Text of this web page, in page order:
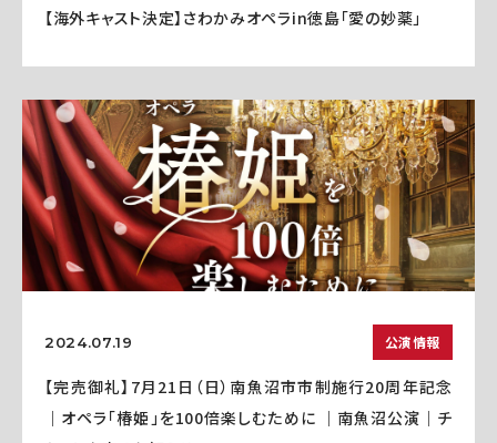
【海外キャスト決定】さわかみオペラin徳島「愛の妙薬」
2024.07.19 公演情報
【完売御礼】7月21日（日）南魚沼市市制施行20周年記念
｜オペラ「椿姫」を100倍楽しむために ｜南魚沼公演｜チ